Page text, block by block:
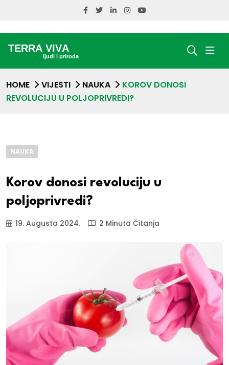
HOME VIJESTI NAUKA
KOROV DONOSI
REVOLUCIJU U POLJOPRIVREDI?
NAUKA
Korov donosi revoluciju u
poljoprivredi?
19. Augusta 2024. 2 Minuta Čitanja